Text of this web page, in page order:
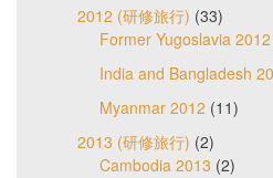
2012 (研修旅行) (33)
Former Yugoslavia 2012
India and Bangladesh
Myanmar 2012 (11)
2013 (研修旅行) (2)
Cambodia 2013 (2)